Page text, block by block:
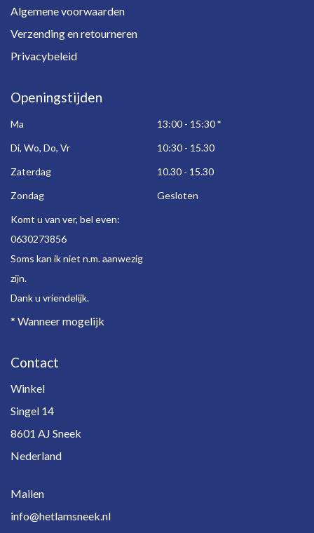
Algemene voorwaarden
Verzending en retourneren
Privacybeleid
Openingstijden
Ma 13:00 - 15:30*
Di, Wo, Do, Vr
10:30 - 15.30
Zaterdag
10.30 - 15.30
Zondag
Gesloten
Komt u van ver, bel even:
0630273856
Soms kan ik niet n.m. aanwezig
zijn.
Dank u vriendelijk.
* Wanneer mogelijk
Contact
Winkel
Singel 14
8601 AJ Sneek
Nederland
Mailen
info@hetlamsneek.nl